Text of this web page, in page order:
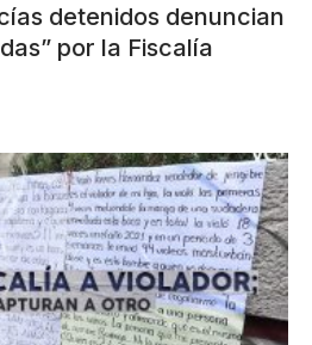
detenidos denuncian
por la Fiscalía